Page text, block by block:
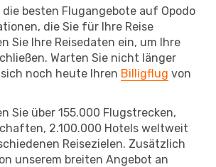
besten Flugangebote auf Opodo
die Sie für Ihre Reise
Sie Ihre Reisedaten ein, um Ihre
Warten Sie nicht länger
noch heute Ihren Billigflug von
Sie über 155.000 Flugstrecken,
2.100.000 Hotels weltweit
Reisezielen. Zusätzlich
unserem breiten Angebot an